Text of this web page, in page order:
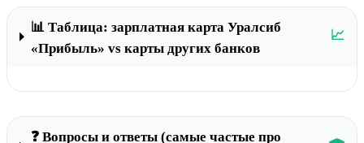
📊 Таблица: зарплатная карта Уралсиб
«Прибыль» vs карты других банков
📈
❓ Вопросы и ответы (самые частые про